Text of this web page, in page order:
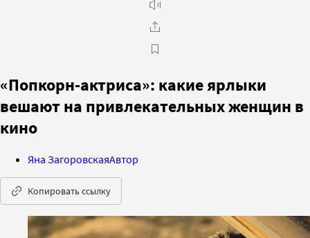
«Попкорн-актриса»: какие ярлыки
вешают на привлекательных женщин в
кино
Яна ЗагоровскаяАвтор
Копировать ссылку